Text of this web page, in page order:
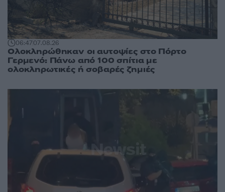
06:4707.08.26
Ολοκληρώθηκαν οι αυτοψίες στο Πόρτο
Γερμενό: Πάνω από 100 σπίτια με
ολοκληρωτικές ή σοβαρές ζημιές